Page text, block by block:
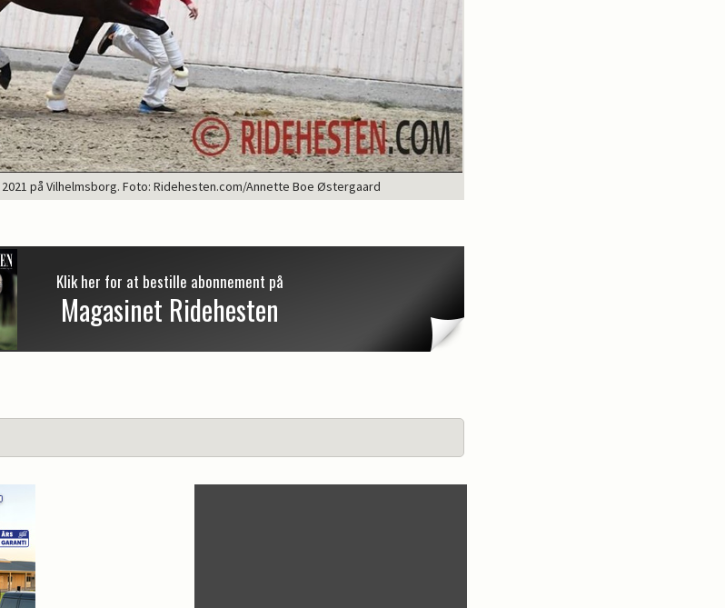
på Vilhelmsborg. Foto: Ridehesten.com/Annette Boe Østergaard
Klik her for at bestille abonnement på
Magasinet Ridehesten